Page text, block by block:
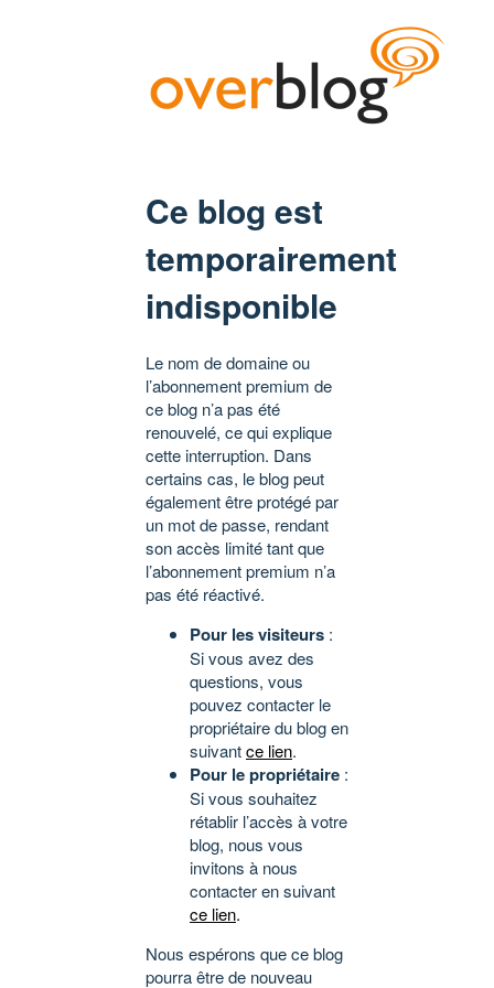
Ce blog est
temporairement
indisponible
Le nom de domaine ou
l’abonnement premium de
ce blog n’a pas été
renouvelé, ce qui explique
cette interruption. Dans
certains cas, le blog peut
également être protégé par
un mot de passe, rendant
son accès limité tant que
l’abonnement premium n’a
pas été réactivé.
Pour les visiteurs :
Si vous avez des
questions, vous
pouvez contacter le
propriétaire du blog en
suivantce lien.
Pour le propriétaire :
Si vous souhaitez
rétablir l’accès à votre
blog, nous vous
invitons à nous
contacter en suivant
ce lien.
Nous espérons que ce blog
pourra être de nouveau